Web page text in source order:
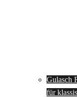
Gulasch
für